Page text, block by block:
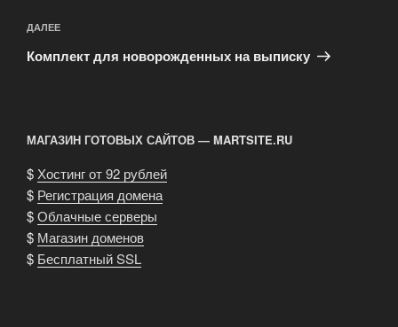
Следующая
запись
ДАЛЕЕ
Комплект для новорожденных на выписку
МАГАЗИН ГОТОВЫХ САЙТОВ — MARTSITE.RU
$Хостинг от 92 рублей
$ Регистрация домена
$Облачные серверы
$ Магазин доменов
$ Бесплатный SSL